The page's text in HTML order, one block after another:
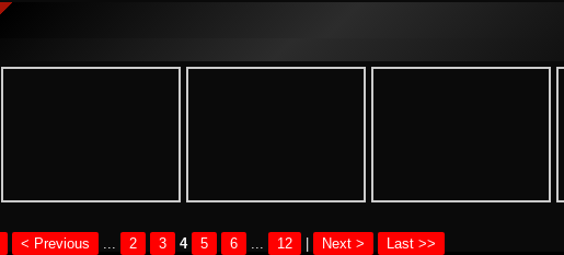
< Previous ... 2 3 4 5 6 ... 12 Next > Last >>